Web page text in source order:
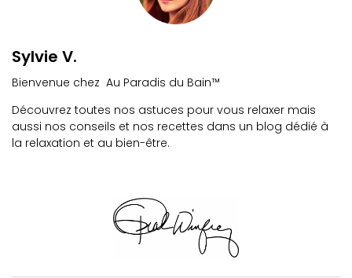
Sylvie V.
Bienvenue chez Au Paradis du Bain™
Découvrez toutes nos astuces pour vous relaxer mais
aussi nos conseils et nos recettes dans un blog dédié à
la relaxation et au bien-être.